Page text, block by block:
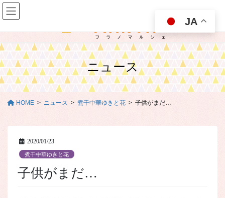
コ
ン
ツ
移
動
ナ
ビ
シ
ン
に
ニュース
HOME ニュース 煮干中華ゆきと花 子供がまだ…
2020/01/23
煮干中華ゆきと花
子供がまだ…
JA